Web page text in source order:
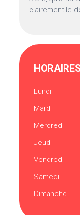
clairement le
HORAIRES
Lundi
Mardi
Mercredi
Jeudi
Vendredi
Samedi
Dimanche